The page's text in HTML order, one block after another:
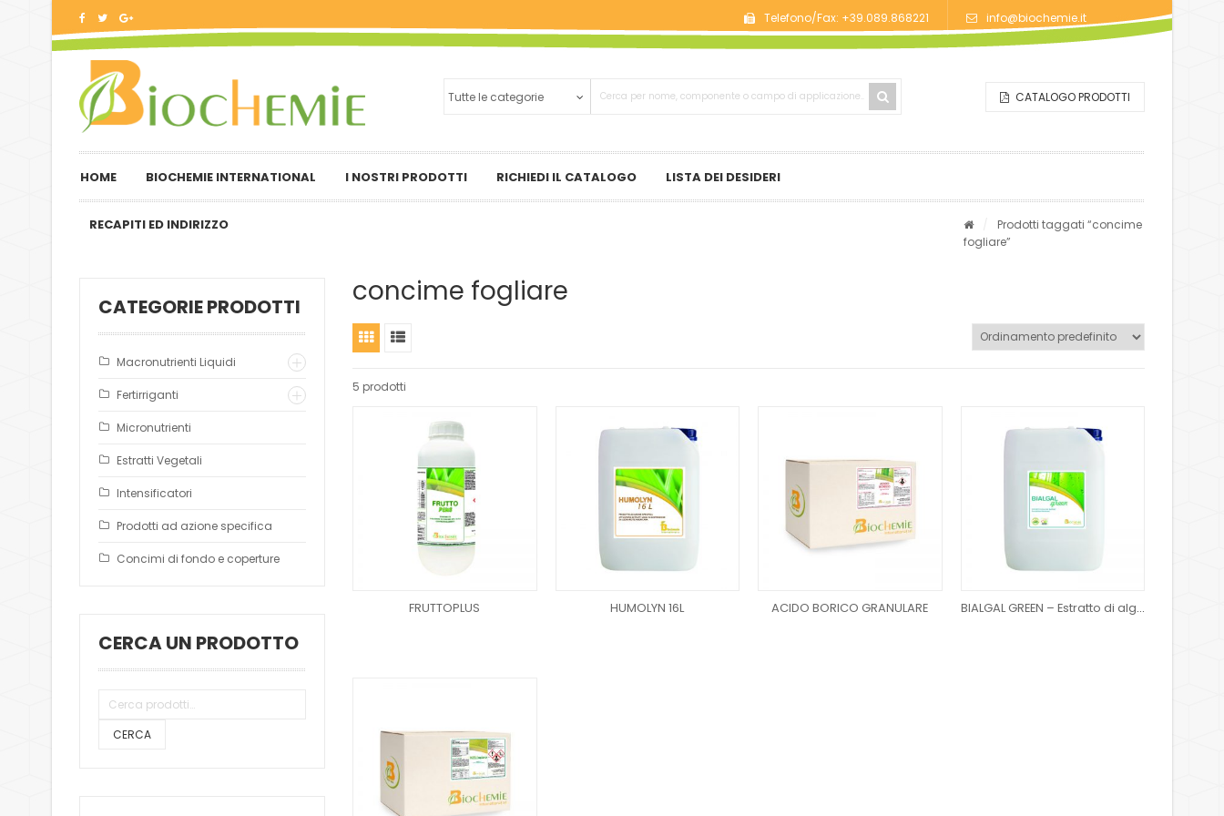
Telefono/Fax: +39.089.868221 info@biochemie.it
CATALOGO PRODOTTI
HOME BIOCHEMIE INTERNATIONAL I NOSTRI PRODOTTI RICHIEDI IL CATALOGO LISTA DEI DESIDERI
RECAPITI ED INDIRIZZO
Prodotti taggati “concime
fogliare”
CATEGORIE PRODOTTI
Macronutrienti Liquidi
Fertirriganti
Micronutrienti
Estratti Vegetali
Intensificatori
Prodotti ad azione specifica
Concimi di fondo e coperture
CERCA UN PRODOTTO
concime fogliare
5 prodotti
FRUTTOPLUS HUMOLYN 16L ACIDO BORICO GRANULARE BIALGAL GREEN – Estratto di alghe marine